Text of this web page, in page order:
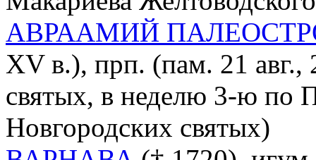
АВРААМИЙ
XV в.), прп. (пам. 21 авг.,
святых, в неделю 3-ю по
Новгородских святых)